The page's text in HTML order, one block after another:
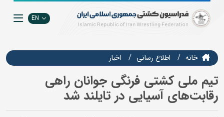
EN
خانه اطلاع رسانی اخبار
تیم ملی کشتی فرنگی جوانان راهی
رقابت‌های آسیایی در تایلند شد